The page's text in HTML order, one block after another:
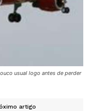
usual logo antes de perder
artigo